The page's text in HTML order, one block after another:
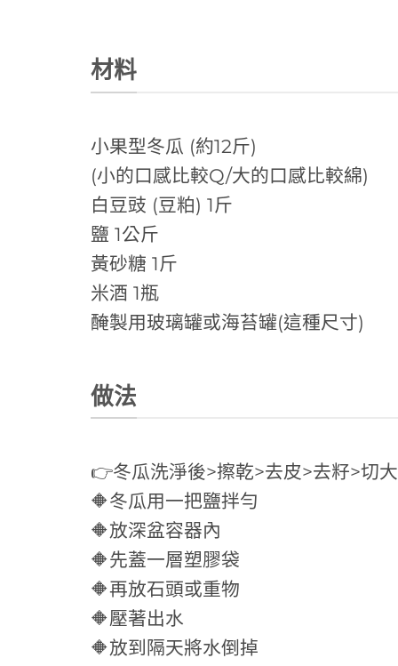
材料
小果型冬瓜 (約12斤)
(小的口感比較Q/大的口感比較綿)
白豆豉 (豆粕) 1斤
鹽 1公斤
黃砂糖 1斤
米酒 1瓶
醃製用玻璃罐或海苔罐(這種尺寸)
做法
👉冬瓜洗淨後>擦乾>去皮>去籽>切
🔶冬瓜用一把鹽拌勻
🔶放深盆容器內
🔶先蓋一層塑膠袋
🔶再放石頭或重物
🔶壓著出水
🔶放到隔天將水倒掉